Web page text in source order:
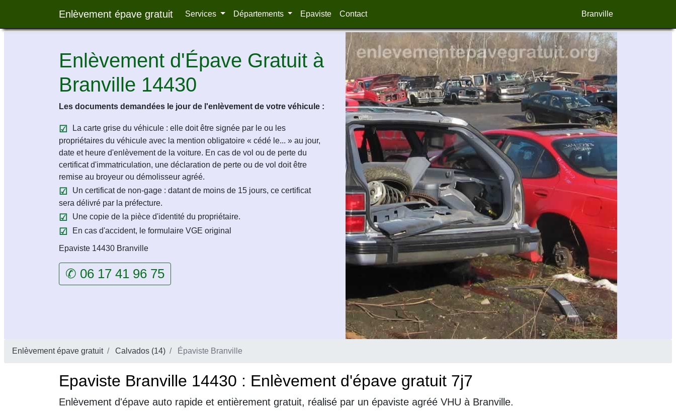
Enlèvement épave gratuit Services Départements Epaviste Contact Branville
Enlèvement d'Épave Gratuit à
Branville 14430
Les documents demandées le jour de l'enlèvement de votre véhicule :
La carte grise du véhicule : elle doit être signée par le ou les
propriétaires du véhicule avec la mention obligatoire « cédé le... » au jour,
date et heure d'enlèvement de la voiture. En cas de vol ou de perte du
certificat d'immatriculation, une déclaration de perte ou de vol doit être
remise au broyeur ou démolisseur agréé.
Un certificat de non-gage : datant de moins de 15 jours, ce certificat
sera délivré par la préfecture.
Une copie de la pièce d'identité du propriétaire.
En cas d'accident, le formulaire VGE original
Epaviste 14430 Branville
✆ 06 17 41 96 75
Enlèvement épave gratuit Calvados (14) Épaviste Branville
Epaviste Branville 14430 : Enlèvement d'épave gratuit 7j7
Enlèvement d'épave auto rapide et entièrement gratuit, réalisé par un épaviste agréé VHU à Branville.